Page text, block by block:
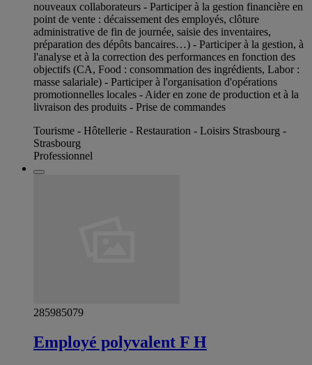
nouveaux collaborateurs - Participer à la gestion financière en
point de vente : décaissement des employés, clôture
administrative de fin de journée, saisie des inventaires,
préparation des dépôts bancaires…) - Participer à la gestion, à
l'analyse et à la correction des performances en fonction des
objectifs (CA, Food : consommation des ingrédients, Labor :
masse salariale) - Participer à l'organisation d'opérations
promotionnelles locales - Aider en zone de production et à la
livraison des produits - Prise de commandes
Tourisme - Hôtellerie - Restauration - Loisirs Strasbourg -
Strasbourg
Professionnel
285985079
Employé polyvalent F H